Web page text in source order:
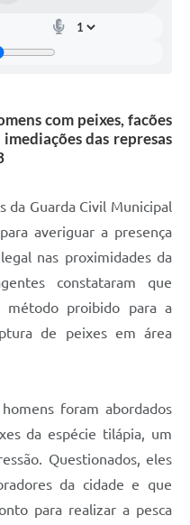
com peixes, facões
das represas
da Guarda Civil Municipal
averiguar a presença
nas proximidades da
constataram que
método proibido para a
de peixes em área
foram abordados
da espécie tilápia, um
Questionados, eles
da cidade e que
para realizar a pesca